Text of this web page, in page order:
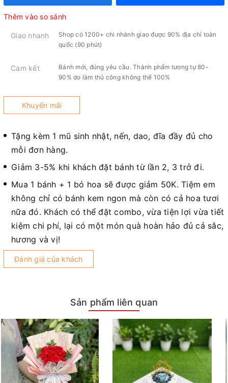
Thêm vào so sánh
Giao nhanh
Shop có 1200+ chi nhánh giao được 90% địa chỉ toàn
quốc (90 phút)
Cam kết
Bánh mới, đúng yêu cầu. Thành phẩm tương tự 80-
90% do làm thủ công không thể 100%
Khuyến mãi
Tặng kèm 1 mũ sinh nhật, nến, dao, đĩa đầy đủ cho
mỗi đơn hàng.
Giảm 3-5% khi khách đặt bánh từ lần 2, 3 trở đi.
Mua 1 bánh + 1 bó hoa sẽ được giảm 50K. Tiệm em
không chỉ có bánh kem ngon mà còn có cả hoa tươi
nữa đó. Khách có thể đặt combo, vừa tiện lợi vừa tiết
kiệm chi phí, lại có một món quà hoàn hảo đủ cả sắc,
hương và vị!
Đánh giá của khách
Sản phẩm liên quan